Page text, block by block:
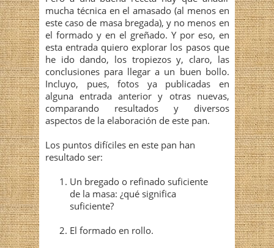
mucha técnica en el amasado (al menos en
este caso de masa bregada), y no menos en
el formado y en el greñado. Y por eso, en
esta entrada quiero explorar los pasos que
he ido dando, los tropiezos y, claro, las
conclusiones para llegar a un buen bollo.
Incluyo, pues, fotos ya publicadas en
alguna entrada anterior y otras nuevas,
comparando resultados y diversos
aspectos de la elaboración de este pan.
Los puntos difíciles en este pan han
resultado ser:
Un bregado o refinado suficiente
de la masa: ¿qué significa
suficiente?
El formado en rollo.